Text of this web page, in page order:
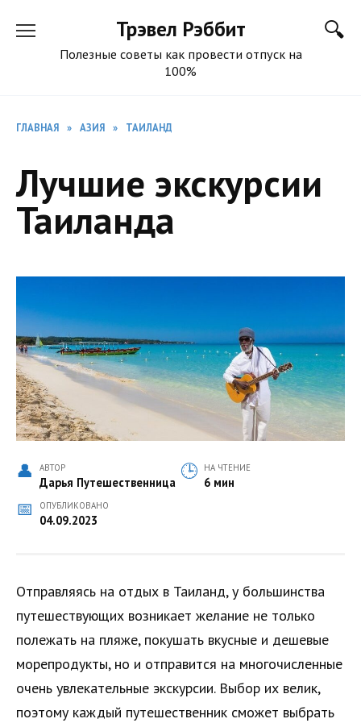
содержанию
Трэвел Рэббит
Полезные советы как провести отпуск на
100%
ГЛАВНАЯ » АЗИЯ » ТАИЛАНД
Лучшие экскурсии
Таиланда
АВТОР
Дарья Путешественница
НА ЧТЕНИЕ
6 мин
ОПУБЛИКОВАНО
04.09.2023
Отправляясь на отдых в Таиланд, у большинства
путешествующих возникает желание не только
полежать на пляже, покушать вкусные и дешевые
морепродукты, но и отправится на многочисленные
очень увлекательные экскурсии. Выбор их велик,
поэтому каждый путешественник сможет выбрать